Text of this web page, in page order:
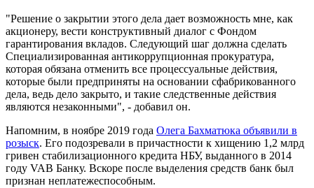
"Решение о закрытии этого дела дает возможность мне, как
акционеру, вести конструктивный диалог с Фондом
гарантирования вкладов. Следующий шаг должна сделать
Специализированная антикоррупционная прокуратура,
которая обязана отменить все процессуальные действия,
которые были предприняты на основании сфабрикованного
дела, ведь дело закрыто, и такие следственные действия
являются незаконными", - добавил он.
Напомним, в ноябре 2019 года Олега Бахматюка объявили в
розыск. Его подозревали в причастности к хищению 1,2 млрд
гривен стабилизационного кредита НБУ, выданного в 2014
году VAB Банку. Вскоре после выделения средств банк был
признан неплатежеспособным.